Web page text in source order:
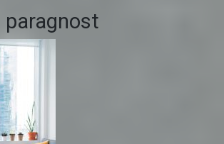
paragnost